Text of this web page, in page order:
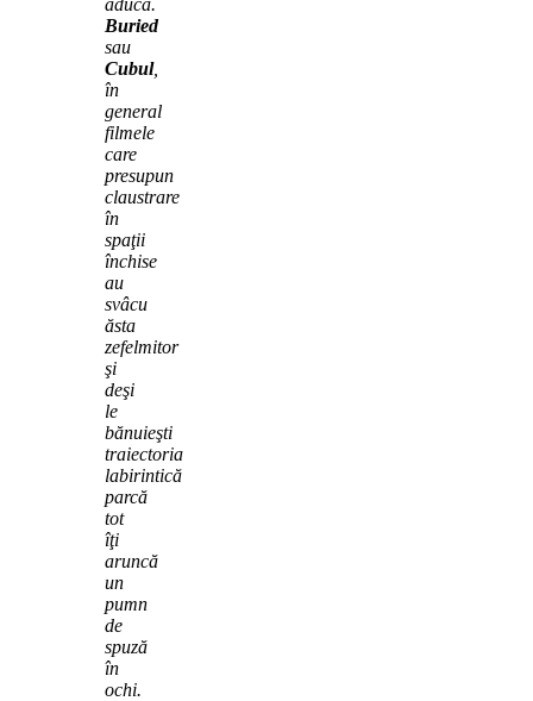
Buried
sau
Cubul,
în
general
filmele
care
presupun
claustrare
în
spaţii
închise
au
svâcu
ăsta
zefelmitor
şi
deşi
le
bănuieşti
traiectoria
labirintică
parcă
tot
îţi
aruncă
un
pumn
de
spuză
în
ochi.